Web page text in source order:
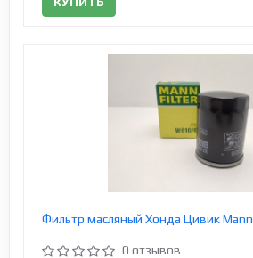
Фильтр масляный Хонда Цивик Mann
0 отзывов